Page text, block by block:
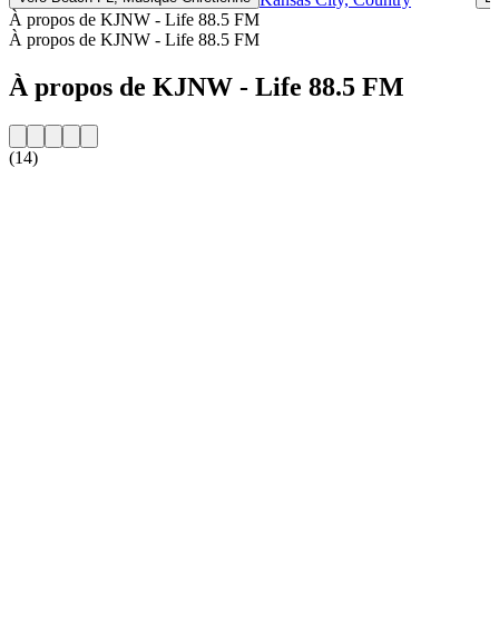
À propos de KJNW - Life 88.5 FM
À propos de KJNW - Life 88.5 FM
À propos de KJNW - Life 88.5 FM
(14)